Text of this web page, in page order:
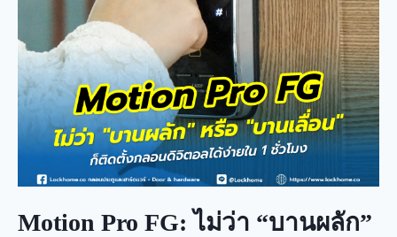
Motion Pro FG: ไม่ว่า “บานผลัก”